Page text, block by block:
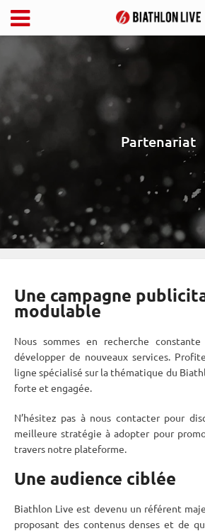
Partenariat
Une campagne
modulable
Nous sommes en recherche
développer de nouveaux services.
ligne spécialisé sur la thématique du
forte et engagée.
N’hésitez pas à nous contacter pour
meilleure stratégie à adopter pour
travers notre plateforme.
Une audience ciblée
Biathlon Live est devenu un référent
proposant des contenus denses et de